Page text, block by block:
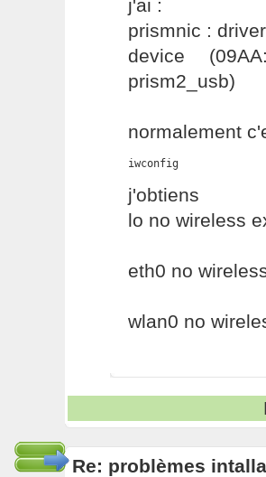
j'ai :
prismnic :
device
prism2_usb)
normalement
iwconfig
j'obtiens
lo no wireless
eth0 no
wlan0 no
Re: problèmes